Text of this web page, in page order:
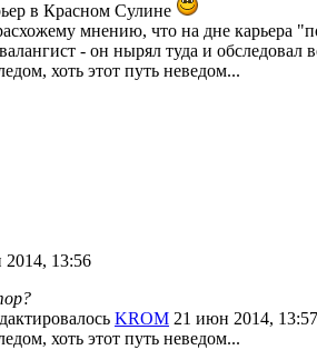
в Красном Сулине
мнению, что на дне карьера
- он нырял туда и обследовал
хоть этот путь неведом...
13:56
KROM 21 июн 2014,
хоть этот путь неведом...